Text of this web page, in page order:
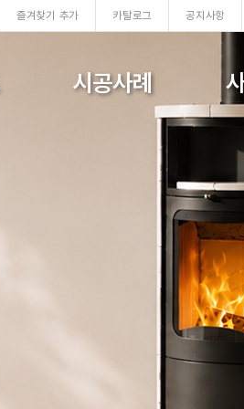
시공사례
즐겨찾기 추가 카탈로그 공지사항